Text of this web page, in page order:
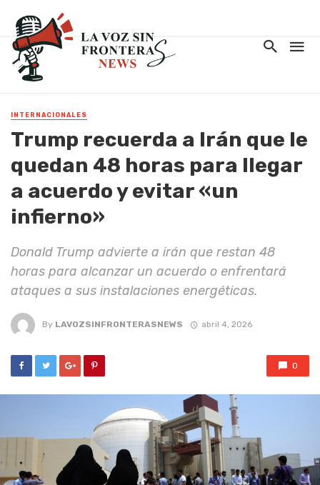
INTERNACIONALES
Trump recuerda a Irán que le
quedan 48 horas para llegar
a acuerdo y evitar «un
infierno»
Donald Trump advierte a irán que restan 48
horas para alcanzar un acuerdo o enfrentará
ataques a sus instalaciones energéticas.
By LAVOZSINFRONTERASNEWS abril 4, 2026
0